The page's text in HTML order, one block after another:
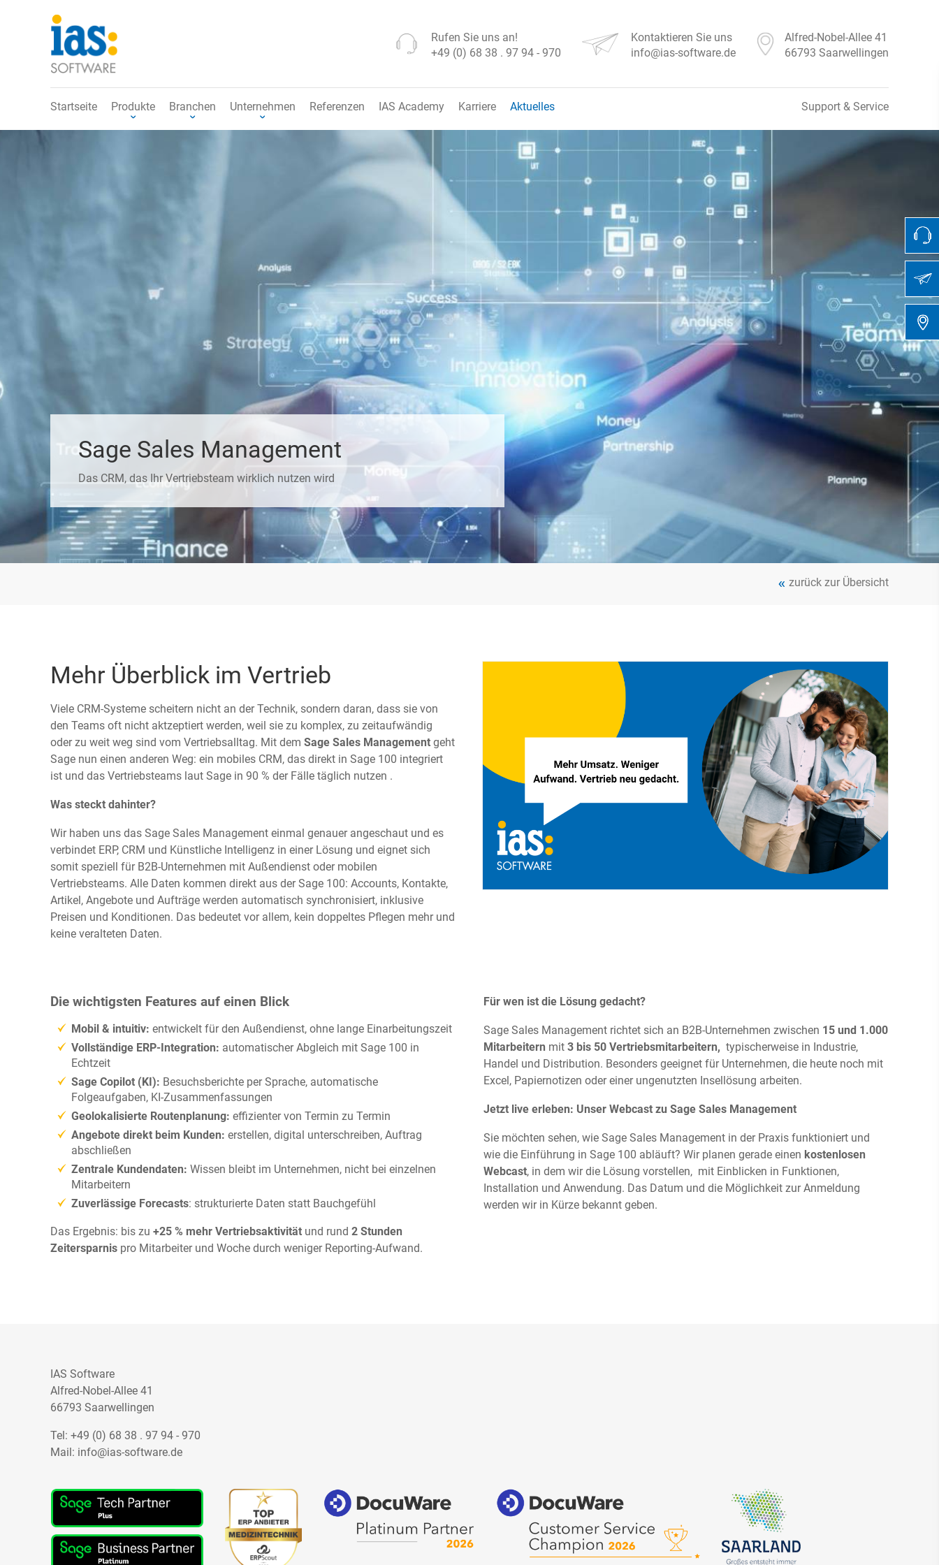
Alfred-Nobel-Allee 41
66793 Saarwellingen
Kontaktieren Sie uns
info@ias-software.de
Rufen Sie uns an!
+49 (0) 68 38 . 97 94 - 970
Startseite Produkte Branchen Unternehmen Referenzen IAS Academy Karriere Aktuelles Support & Service
Sage Sales Management
Das CRM, das Ihr Vertriebsteam wirklich nutzen wird
zurück zur Übersicht
Mehr Überblick im Vertrieb
Viele CRM-Systeme scheitern nicht an der Technik, sondern daran, dass sie von
den Teams oft nicht aktzeptiert werden, weil sie zu komplex, zu zeitaufwändig
oder zu weit weg sind vom Vertriebsalltag. Mit dem Sage Sales Management geht
Sage nun einen anderen Weg: ein mobiles CRM, das direkt in Sage 100 integriert
ist und das Vertriebsteams laut Sage in 90 % der Fälle täglich nutzen .
Was steckt dahinter?
Wir haben uns das Sage Sales Management einmal genauer angeschaut und es
verbindet ERP, CRM und Künstliche Intelligenz in einer Lösung und eignet sich
somit speziell für B2B-Unternehmen mit Außendienst oder mobilen
Vertriebsteams. Alle Daten kommen direkt aus der Sage 100: Accounts, Kontakte,
Artikel, Angebote und Aufträge werden automatisch synchronisiert, inklusive
Preisen und Konditionen. Das bedeutet vor allem, kein doppeltes Pflegen mehr und
keine veralteten Daten.
Die wichtigsten Features auf einen Blick
Mobil & intuitiv: entwickelt für den Außendienst, ohne lange Einarbeitungszeit
Vollständige ERP-Integration: automatischer Abgleich mit Sage 100 in
Echtzeit
Sage Copilot (KI): Besuchsberichte per Sprache, automatische
Folgeaufgaben, KI-Zusammenfassungen
Geolokalisierte Routenplanung: effizienter von Termin zu Termin
Angebote direkt beim Kunden: erstellen, digital unterschreiben, Auftrag
abschließen
Zentrale Kundendaten: Wissen bleibt im Unternehmen, nicht bei einzelnen
Mitarbeitern
Zuverlässige Forecasts: strukturierte Daten statt Bauchgefühl
Das Ergebnis: bis zu +25 % mehr Vertriebsaktivität und rund 2 Stunden
Zeitersparnis pro Mitarbeiter und Woche durch weniger Reporting-Aufwand.
Für wen ist die Lösung gedacht?
Sage Sales Management richtet sich an B2B-Unternehmen zwischen 15 und 1.000
Mitarbeitern mit 3 bis 50 Vertriebsmitarbeitern, typischerweise in Industrie,
Handel und Distribution. Besonders geeignet für Unternehmen, die heute noch mit
Excel, Papiernotizen oder einer ungenutzten Insellösung arbeiten.
Jetzt live erleben: Unser Webcast zu Sage Sales Management
Sie möchten sehen, wie Sage Sales Management in der Praxis funktioniert und
wie die Einführung in Sage 100 abläuft? Wir planen gerade einen kostenlosen
Webcast, in dem wir die Lösung vorstellen, mit Einblicken in Funktionen,
Installation und Anwendung. Das Datum und die Möglichkeit zur Anmeldung
werden wir in Kürze bekannt geben.
IAS Software
Alfred-Nobel-Allee 41
66793 Saarwellingen
Tel: +49 (0) 68 38 . 97 94 - 970
Mail: info@ias-software.de